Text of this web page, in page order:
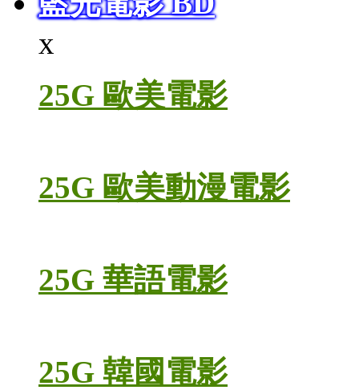
x
25G 歐美電影
25G 歐美動漫電影
25G 華語電影
25G 韓國電影